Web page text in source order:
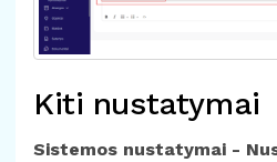
Kiti nustatymai
Sistemos nustatymai -